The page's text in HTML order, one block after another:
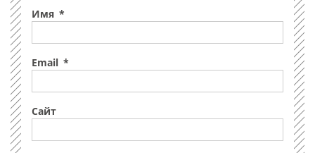
Имя *
Email *
Сайт